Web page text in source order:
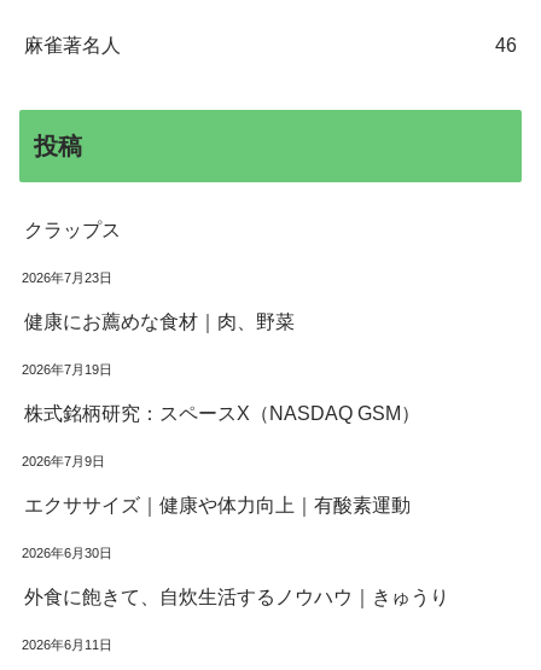
麻雀著名人 46
投稿
クラップス
2026年7月23日
健康にお薦めな食材｜肉、野菜
2026年7月19日
株式銘柄研究：スペースX（NASDAQ GSM）
2026年7月9日
エクササイズ｜健康や体力向上｜有酸素運動
2026年6月30日
外食に飽きて、自炊生活するノウハウ｜きゅうり
2026年6月11日